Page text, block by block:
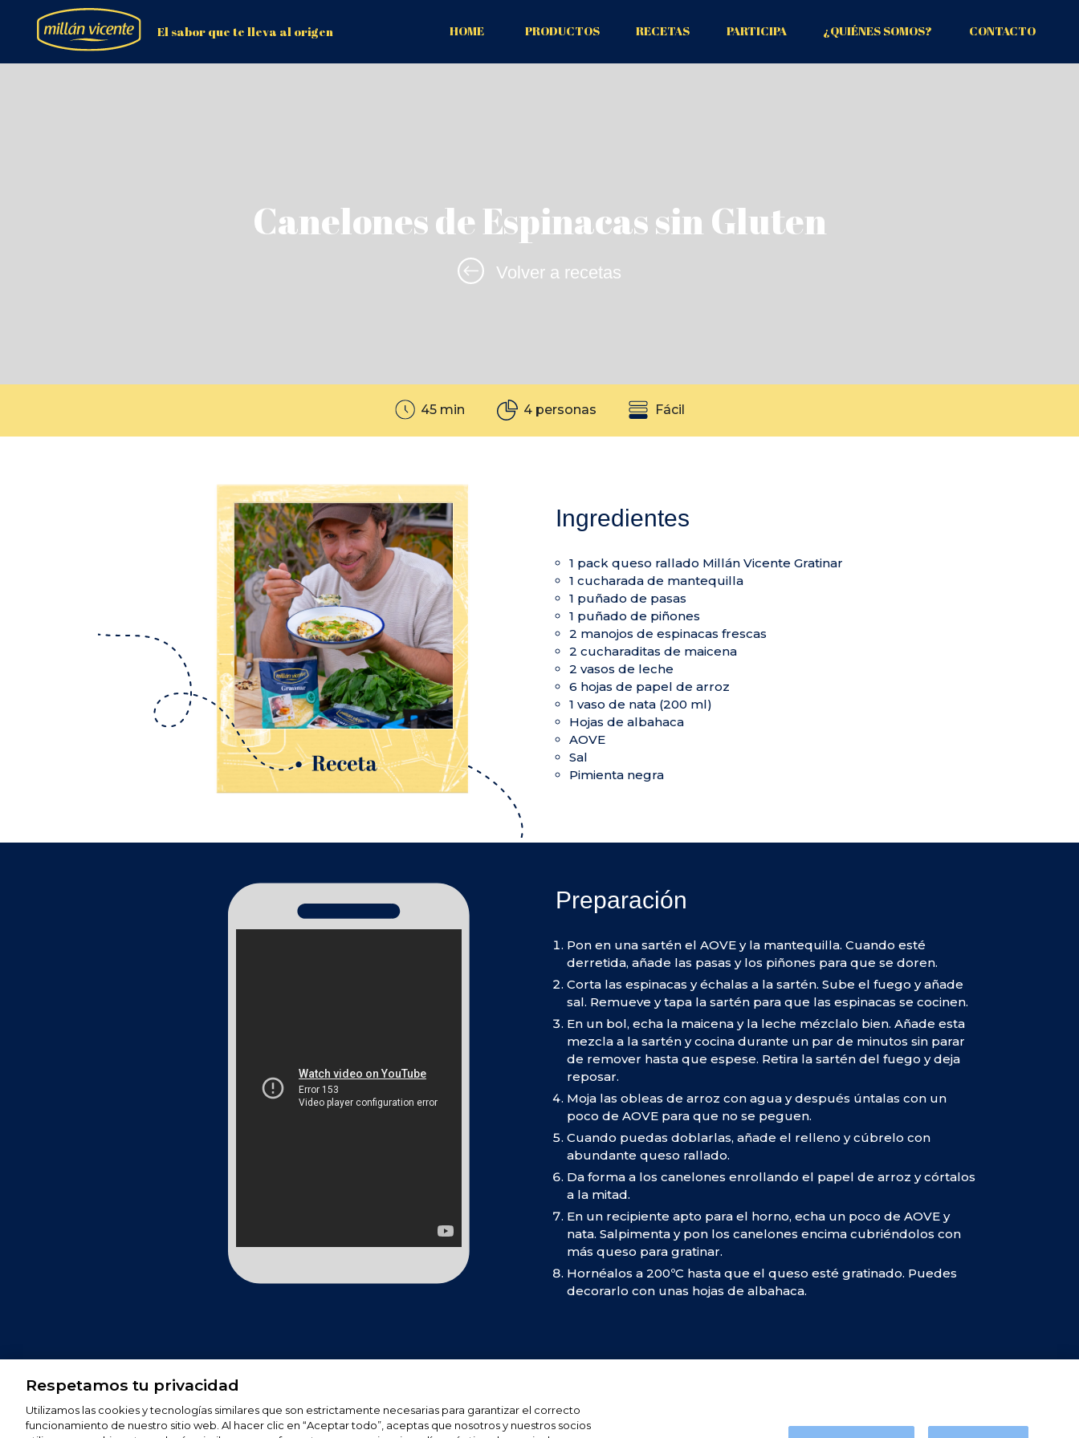
El sabor que te lleva al origen HOME PRODUCTOS RECETAS PARTICIPA ¿QUIÉNES SOMOS? CONTACTO
Canelones de Espinacas sin Gluten
Volver a recetas
45 min 4 personas Fácil
Ingredientes
1 pack queso rallado Millán Vicente Gratinar
1 cucharada de mantequilla
1 puñado de pasas
1 puñado de piñones
2 manojos de espinacas frescas
2 cucharaditas de maicena
2 vasos de leche
6 hojas de papel de arroz
1 vaso de nata (200 ml)
Hojas de albahaca
AOVE
Sal
Pimienta negra
Preparación
Pon en una sartén el AOVE y la mantequilla. Cuando esté
derretida, añade las pasas y los piñones para que se doren.
Corta las espinacas y échalas a la sartén. Sube el fuego y añade
sal. Remueve y tapa la sartén para que las espinacas se cocinen.
En un bol, echa la maicena y la leche mézclalo bien. Añade esta
mezcla a la sartén y cocina durante un par de minutos sin parar
de remover hasta que espese. Retira la sartén del fuego y deja
reposar.
Moja las obleas de arroz con agua y después úntalas con un
poco de AOVE para que no se peguen.
Cuando puedas doblarlas, añade el relleno y cúbrelo con
abundante queso rallado.
Da forma a los canelones enrollando el papel de arroz y córtalos
a la mitad.
En un recipiente apto para el horno, echa un poco de AOVE y
nata. Salpimenta y pon los canelones encima cubriéndolos con
más queso para gratinar.
Hornéalos a 200ºC hasta que el queso esté gratinado. Puedes
decorarlo con unas hojas de albahaca.
Siguenos en
Respetamos tu privacidad
Utilizamos las cookies y tecnologías similares que son estrictamente necesarias para garantizar el correcto
funcionamiento de nuestro sitio web. Al hacer clic en “Aceptar todo”, aceptas que nosotros y nuestros socios